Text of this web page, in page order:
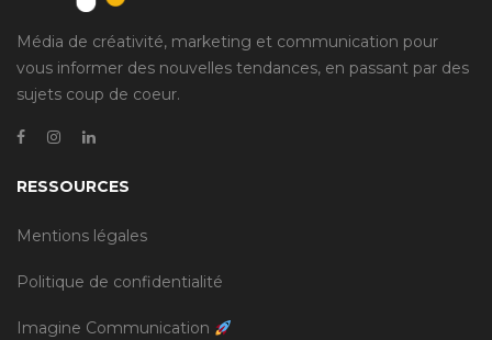
Média de créativité, marketing et communication pour
vous informer des nouvelles tendances, en passant par des
sujets coup de coeur.
RESSOURCES
Mentions légales
Politique de confidentialité
Imagine Communication